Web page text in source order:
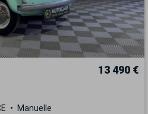
13 490 €
Manuelle